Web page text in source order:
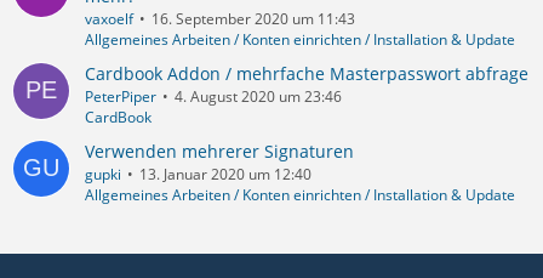
vaxoelf
16. September 2020 um 11:43
Allgemeines Arbeiten / Konten einrichten / Installation & Update
Cardbook Addon / mehrfache Masterpasswort abfrage
PeterPiper
4. August 2020 um 23:46
CardBook
Verwenden mehrerer Signaturen
gupki
13. Januar 2020 um 12:40
Allgemeines Arbeiten / Konten einrichten / Installation & Update